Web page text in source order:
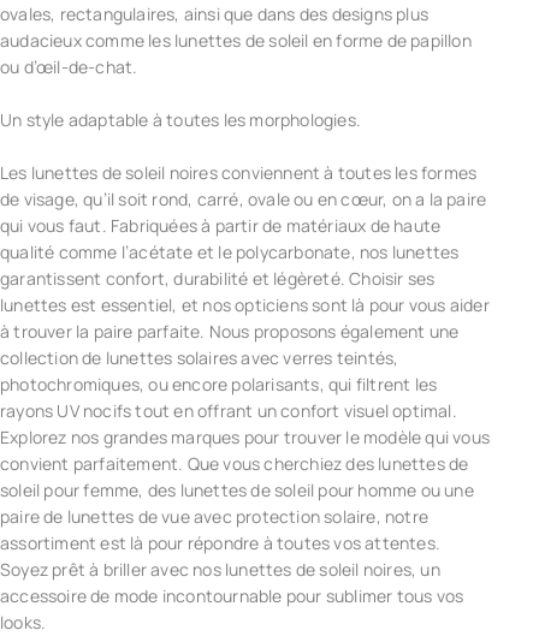
ovales, rectangulaires, ainsi que dans des designs plus
audacieux comme les lunettes de soleil en forme de papillon
ou d’œil-de-chat.
Un style adaptable à toutes les morphologies.
Les lunettes de soleil noires conviennent à toutes les formes
de visage, qu’il soit rond, carré, ovale ou en cœur, on a la paire
qui vous faut. Fabriquées à partir de matériaux de haute
qualité comme l’acétate et le polycarbonate, nos lunettes
garantissent confort, durabilité et légèreté. Choisir ses
lunettes est essentiel, et nos opticiens sont là pour vous aider
à trouver la paire parfaite. Nous proposons également une
collection de lunettes solaires avec verres teintés,
photochromiques, ou encore polarisants, qui filtrent les
rayons UV nocifs tout en offrant un confort visuel optimal.
Explorez nos grandes marques pour trouver le modèle qui vous
convient parfaitement. Que vous cherchiez des lunettes de
soleil pour femme, des lunettes de soleil pour homme ou une
paire de lunettes de vue avec protection solaire, notre
assortiment est là pour répondre à toutes vos attentes.
Soyez prêt à briller avec nos lunettes de soleil noires, un
accessoire de mode incontournable pour sublimer tous vos
looks.